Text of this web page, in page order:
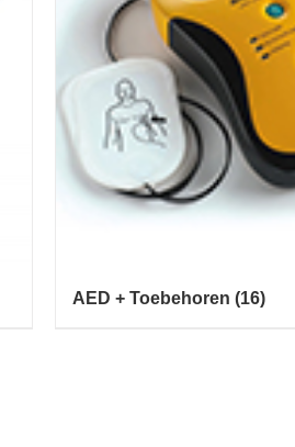
AED + Toebehoren (16)